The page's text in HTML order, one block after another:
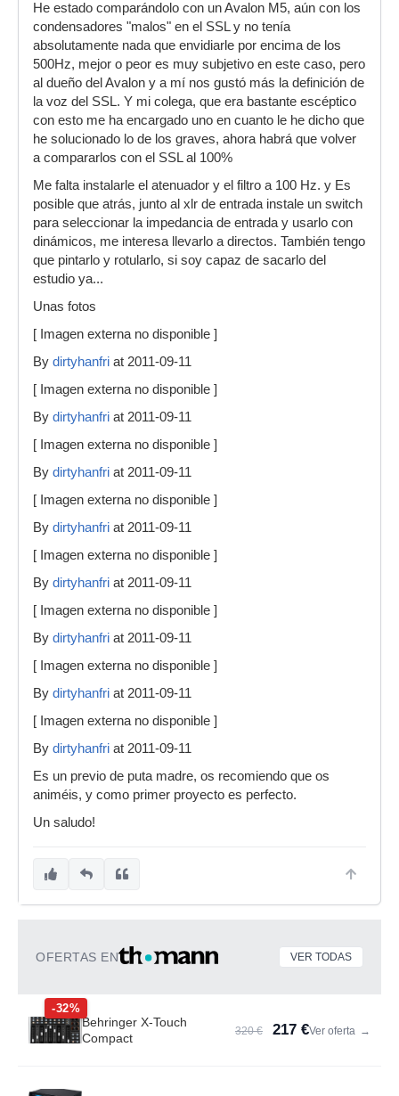
He estado comparándolo con un Avalon M5, aún con los
condensadores "malos" en el SSL y no tenía
absolutamente nada que envidiarle por encima de los
500Hz, mejor o peor es muy subjetivo en este caso, pero
al dueño del Avalon y a mí nos gustó más la definición de
la voz del SSL. Y mi colega, que era bastante escéptico
con esto me ha encargado uno en cuanto le he dicho que
he solucionado lo de los graves, ahora habrá que volver
a compararlos con el SSL al 100%
Me falta instalarle el atenuador y el filtro a 100 Hz. y Es
posible que atrás, junto al xlr de entrada instale un switch
para seleccionar la impedancia de entrada y usarlo con
dinámicos, me interesa llevarlo a directos. También tengo
que pintarlo y rotularlo, si soy capaz de sacarlo del
estudio ya...
Unas fotos
[ Imagen externa no disponible ]
By dirtyhanfri at 2011-09-11
[ Imagen externa no disponible ]
By dirtyhanfri at 2011-09-11
[ Imagen externa no disponible ]
By dirtyhanfri at 2011-09-11
[ Imagen externa no disponible ]
By dirtyhanfri at 2011-09-11
[ Imagen externa no disponible ]
By dirtyhanfri at 2011-09-11
[ Imagen externa no disponible ]
By dirtyhanfri at 2011-09-11
[ Imagen externa no disponible ]
By dirtyhanfri at 2011-09-11
[ Imagen externa no disponible ]
By dirtyhanfri at 2011-09-11
Es un previo de puta madre, os recomiendo que os
animéis, y como primer proyecto es perfecto.
Un saludo!
OFERTAS EN VER TODAS
-32%
Behringer X-Touch
Compact
320 € 217 €Ver oferta →